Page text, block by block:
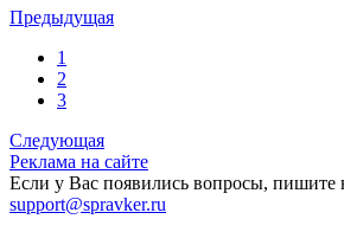
Предыдущая
1
2
3
Следующая
Реклама на сайте
Если у Вас появились вопросы, пишите
support@spravker.ru